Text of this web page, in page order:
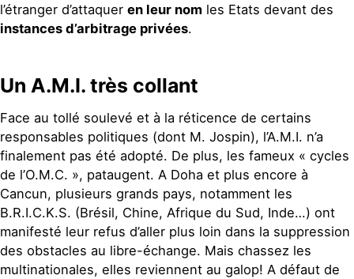
l’étranger d’attaquer en leur nom les Etats devant des
instances d’arbitrage privées.
Un A.M.I. très collant
Face au tollé soulevé et à la réticence de certains
responsables politiques (dont M. Jospin), l’A.M.I. n’a
finalement pas été adopté. De plus, les fameux « cycles
de l’O.M.C. », pataugent. A Doha et plus encore à
Cancun, plusieurs grands pays, notamment les
B.R.I.C.K.S. (Brésil, Chine, Afrique du Sud, Inde…) ont
manifesté leur refus d’aller plus loin dans la suppression
des obstacles au libre-échange. Mais chassez les
multinationales, elles reviennent au galop! A défaut de